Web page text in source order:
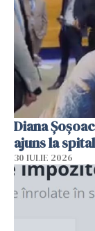
Diana
ajuns la spital
30 IULIE 2026